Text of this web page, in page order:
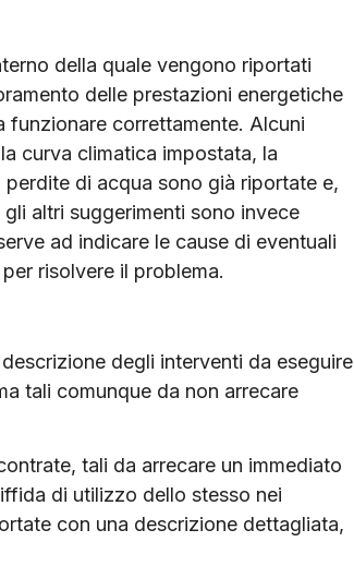
della quale vengono riportati
delle prestazioni energetiche
funzionare correttamente. Alcuni
curva climatica impostata, la
di acqua sono già riportate e,
altri suggerimenti sono invece
ad indicare le cause di eventuali
risolvere il problema.
degli interventi da eseguire
tali comunque da non arrecare
tali da arrecare un immediato
di utilizzo dello stesso nei
con una descrizione dettagliata,